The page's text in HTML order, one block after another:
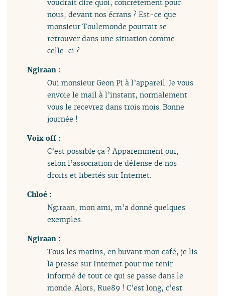
voudrait dire quoi, concrètement pour
nous, devant nos écrans ? Est-ce que
monsieur Toulemonde pourrait se
retrouver dans une situation comme
celle-ci ?
Ngiraan :
Oui monsieur Geon Pi à l’appareil. Je vous
envoie le mail à l’instant, normalement
vous le recevrez dans trois mois. Bonne
journée !
Voix off :
C’est possible ça ? Apparemment oui,
selon l’association de défense de nos
droits et libertés sur Internet.
Chloé :
Ngiraan, mon ami, m’a donné quelques
exemples.
Ngiraan :
Tous les matins, en buvant mon café, je lis
la presse sur Internet pour me tenir
informé de tout ce qui se passe dans le
monde. Alors, Rue89 ! C’est long, c’est